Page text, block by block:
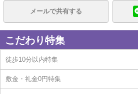
メールで共有する
こだわり特集
徒歩10分以内特集
敷金・礼金0円特集